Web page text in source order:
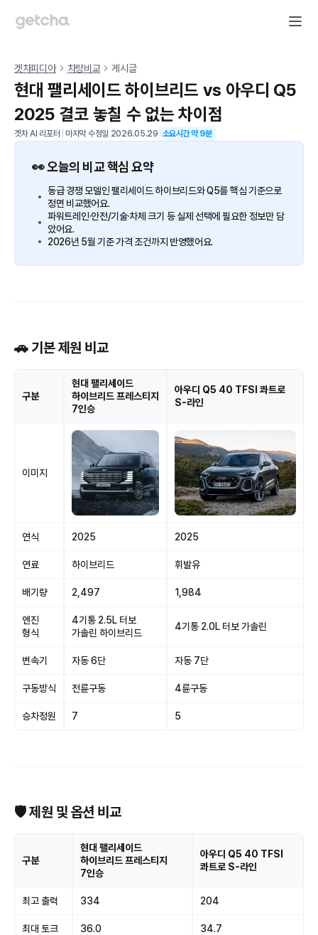
겟차피디아 차량비교 게시글
현대 팰리세이드 하이브리드 vs 아우디 Q5
2025 결코 놓칠 수 없는 차이점
겟차 AI 리포터 마지막 수정일 2026.05.29 소요시간 약9분
👀 오늘의 비교 핵심 요약
동급 경쟁 모델인 팰리세이드 하이브리드와 Q5를 핵심 기준으로
정면 비교했어요.
파워트레인·안전/기술·차체 크기 등 실제 선택에 필요한 정보만 담
았어요.
2026년 5월 기준 가격 조건까지 반영했어요.
🚗 기본 제원 비교
구분
현대 팰리세이드
하이브리드 프레스티지
7인승
아우디 Q5 40 TFSI 콰트로
S-라인
이미지
연식 2025 2025
연료 하이브리드 휘발유
배기량 2,497 1,984
엔진
형식
4기통 2.5L 터보
가솔린 하이브리드
4기통 2.0L 터보 가솔린
변속기 자동 6단 자동 7단
구동방식 전륜구동 4륜구동
승차정원 7 5
🛡 제원 및 옵션 비교
구분
현대 팰리세이드
하이브리드 프레스티지
7인승
아우디 Q5 40 TFSI
콰트로 S-라인
최고 출력 334 204
최대 토크 36.0 34.7